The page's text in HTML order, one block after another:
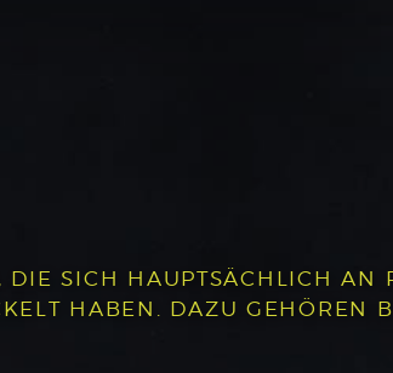
SICH HAUPTSÄCHLICH AN
HABEN. DAZU GEHÖREN